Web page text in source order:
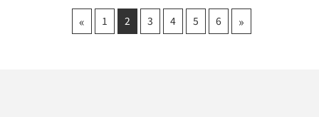
« 1 2 3 4 5 6 »